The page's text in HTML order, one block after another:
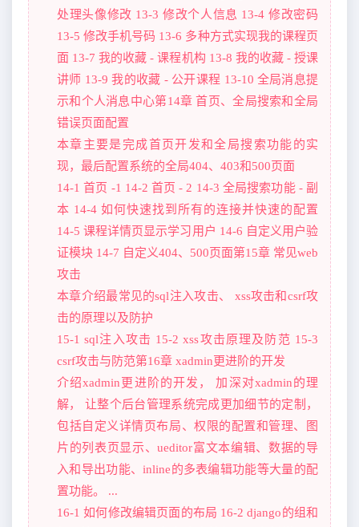
处理头像修改 13-3 修改个人信息 13-4 修改密码
13-5 修改手机号码 13-6 多种方式实现我的课程页
面 13-7 我的收藏 - 课程机构 13-8 我的收藏 - 授课
讲师 13-9 我的收藏 - 公开课程 13-10 全局消息提
示和个人消息中心第14章 首页、全局搜索和全局
错误页面配置
本章主要是完成首页开发和全局搜索功能的实
现，最后配置系统的全局404、403和500页面
14-1 首页 -1 14-2 首页 - 2 14-3 全局搜索功能 - 副
本 14-4 如何快速找到所有的连接并快速的配置
14-5 课程详情页显示学习用户 14-6 自定义用户验
证模块 14-7 自定义404、500页面第15章 常见web
攻击
本章介绍最常见的sql注入攻击、 xss攻击和csrf攻
击的原理以及防护
15-1 sql注入攻击 15-2 xss攻击原理及防范 15-3
csrf攻击与防范第16章 xadmin更进阶的开发
介绍xadmin更进阶的开发， 加深对xadmin的理
解， 让整个后台管理系统完成更加细节的定制，
包括自定义详情页布局、权限的配置和管理、图
片的列表页显示、ueditor富文本编辑、数据的导
入和导出功能、inline的多表编辑功能等大量的配
置功能。 ...
16-1 如何修改编辑页面的布局 16-2 django的组和